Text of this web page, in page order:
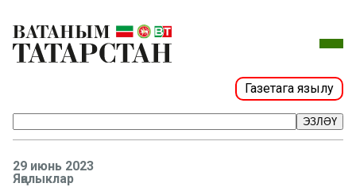
Газетага язылу
ЭЗЛӘҮ
29 июнь 2023
Яңалыклар